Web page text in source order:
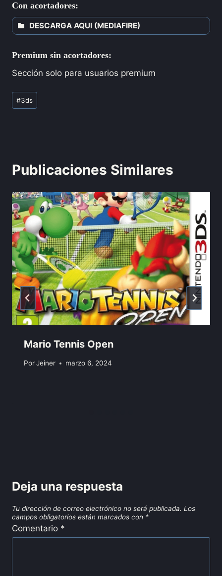
Con acortadores:
DESCARGA AQUI (MEDIAFIRE)
Premium sin acortadores:
Sección solo para usuarios premium
#3ds
Publicaciones Similares
Mario Tennis Open
PorJeiner marzo 6, 2024
Deja una respuesta
Tu dirección de correo electrónico no será publicada. Los
campos obligatorios están marcados con *
Comentario *